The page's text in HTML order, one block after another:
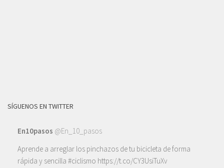
SÍGUENOS EN TWITTER
En10pasos @En_10_pasos
Aprende a arreglar los pinchazos de tu bicicleta de forma
rápida y sencilla #ciclismo https://t.co/CY3UsiTuXv